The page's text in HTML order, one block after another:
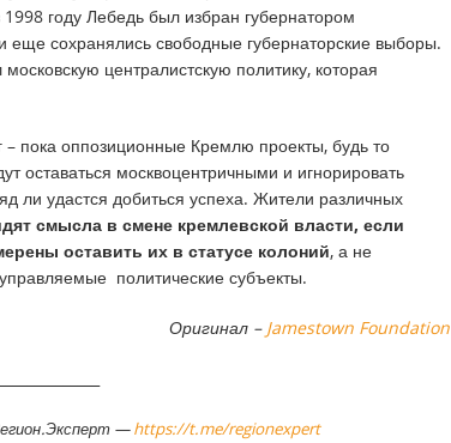
году Лебедь был избран губернатором
еще сохранялись свободные губернаторские выборы.
централистскую политику, которая
пока оппозиционные Кремлю проекты, будь то
оставаться москвоцентричными и игнорировать
ли удастся добиться успеха. Жители различных
смысла в смене кремлевской власти, если
оставить их в статусе колоний, а не
политические субъекты.
Оригинал – Jamestown Foundation
—https://t.me/regionexpert